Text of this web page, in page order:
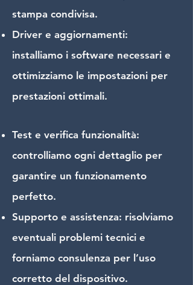
stampa condivisa.
Driver e aggiornamenti:
installiamo i software necessari e
ottimizziamo le impostazioni per
prestazioni ottimali.
Test e verifica funzionalità:
controlliamo ogni dettaglio per
garantire un funzionamento
perfetto.
Supporto e assistenza: risolviamo
eventuali problemi tecnici e
forniamo consulenza per l’uso
corretto del dispositivo.